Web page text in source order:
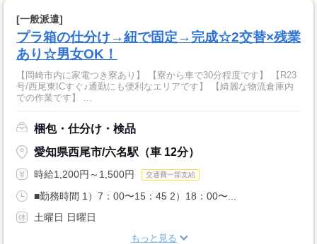
[一般派遣]
プラ箱の仕分け→紐で固定→完成☆2交替×残業
あり☆男女OK！
【岡崎市内に家電つき寮あり】 【寮から車で30分程度です】 【R23
号/西尾東ICすぐ♪通勤にも便利なエリアです】 【綺麗な物流倉庫内
梱包・仕分け・検品
愛知県西尾市/六名駅（車 12分）
時給1,200円～1,500円 交通費一部支給
■勤務時間 1）7：00〜15：45 2）18：00〜...
土曜日 日曜日
もっと見る